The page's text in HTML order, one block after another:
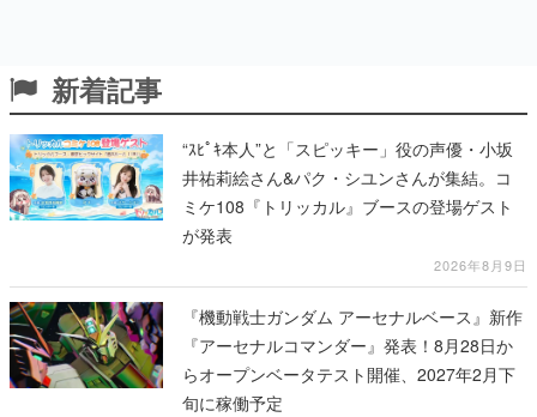
新着記事
“ｽﾋﾟｷ本人”と「スピッキー」役の声優・小坂
井祐莉絵さん&パク・シユンさんが集結。コ
ミケ108『トリッカル』ブースの登場ゲスト
が発表
2026年8月9日
『機動戦士ガンダム アーセナルベース』新作
『アーセナルコマンダー』発表！8月28日か
らオープンベータテスト開催、2027年2月下
旬に稼働予定